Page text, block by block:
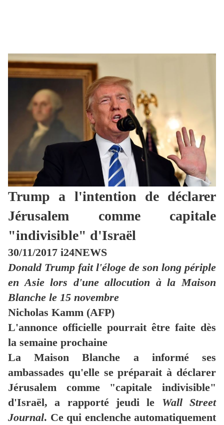
Trump a l'intention de déclarer
Jérusalem comme capitale
"indivisible" d'Israël
30/11/2017 i24NEWS
Donald Trump fait l'éloge de son long périple
en Asie lors d'une allocution à la Maison
Blanche le 15 novembre
Nicholas Kamm (AFP)
L'annonce officielle pourrait être faite dès
la semaine prochaine
La Maison Blanche a informé ses
ambassades qu'elle se préparait à déclarer
Jérusalem comme "capitale indivisible"
d'Israël, a rapporté jeudi le Wall Street
Journal. Ce qui enclenche automatiquement